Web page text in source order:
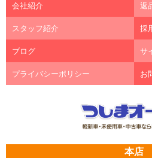
会社紹介 返
スタッフ紹介 採
ブログ サ
プライバシーポリシー お
本店